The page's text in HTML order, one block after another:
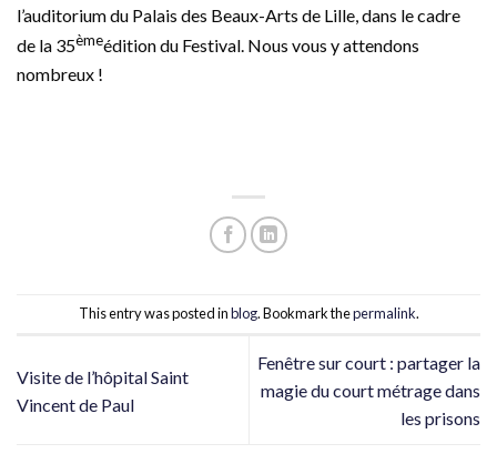
l’auditorium du Palais des Beaux-Arts de Lille, dans le cadre
de la 35èmeédition du Festival. Nous vous y attendons
nombreux !
This entry was posted inblog. Bookmark thepermalink.
Visite de l’hôpital Saint
Vincent de Paul
Fenêtre sur court : partager la
magie du court métrage dans
les prisons